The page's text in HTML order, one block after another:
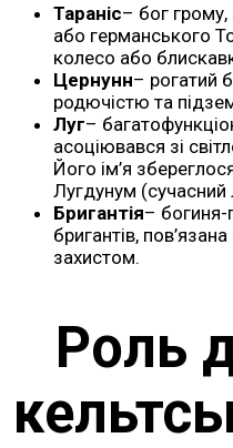
Тараніс– бог
або германського
колесо або
Цернунн– рогатий
родючістю та
Луг–
асоціювався зі
Його ім’я
Лугдунум (сучасний
Бригантія– богиня-
бригантів,
захистом.
Роль